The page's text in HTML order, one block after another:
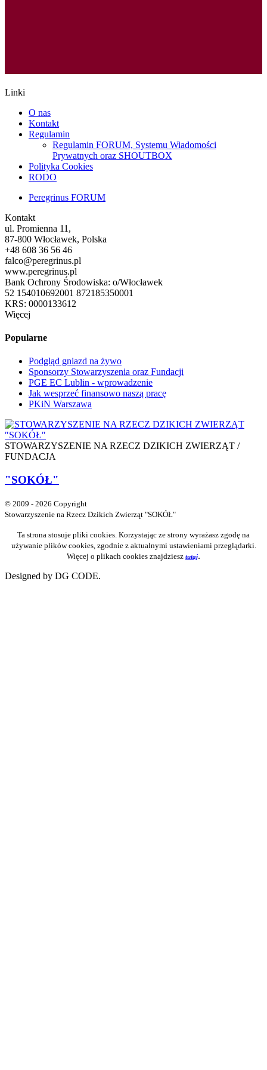
Linki
O nas
Kontakt
Regulamin
Regulamin FORUM, Systemu Wiadomości
Prywatnych oraz SHOUTBOX
Polityka Cookies
RODO
Peregrinus FORUM
Kontakt
ul. Promienna 11,
87-800 Włocławek, Polska
+48 608 36 56 46
falco@peregrinus.pl
www.peregrinus.pl
Bank Ochrony Środowiska: o/Włocławek
52 154010692001 872185350001
KRS: 0000133612
Więcej
Popularne
Podgląd gniazd na żywo
Sponsorzy Stowarzyszenia oraz Fundacji
PGE EC Lublin - wprowadzenie
Jak wesprzeć finansowo naszą pracę
PKiN Warszawa
STOWARZYSZENIE NA RZECZ DZIKICH ZWIERZĄT /
FUNDACJA
"SOKÓŁ"
© 2009 - 2026 Copyright
Stowarzyszenie na Rzecz Dzikich Zwierząt "SOKÓŁ"
Ta strona stosuje pliki cookies. Korzystając ze strony wyrażasz zgodę na
używanie plików cookies, zgodnie z aktualnymi ustawieniami przeglądarki.
Więcej o plikach cookies znajdziesz tutaj.
Designed by DG CODE.